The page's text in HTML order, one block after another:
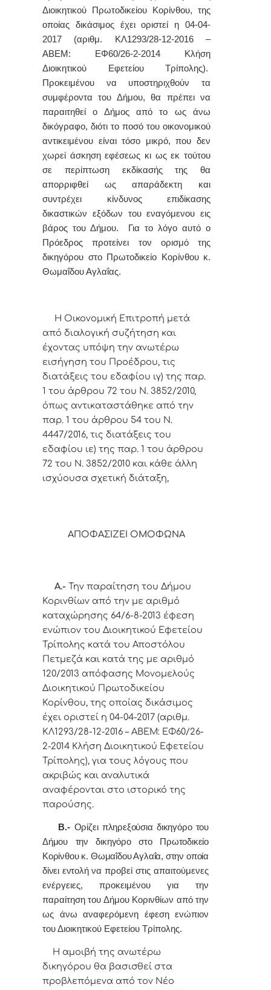
Διοικητικού Πρωτοδικείου Κορίνθου, της
οποίας δικάσιμος έχει οριστεί η 04-04-
2017 (αριθμ. ΚΛ1293/28-12-2016 –
ΑΒΕΜ: ΕΦ60/26-2-2014 Κλήση
Διοικητικού Εφετείου Τρίπολης).
Προκειμένου να υποστηριχθούν τα
συμφέροντα του Δήμου, θα πρέπει να
παραιτηθεί ο Δήμος από το ως άνω
δικόγραφο, διότι το ποσό του οικονομικού
αντικειμένου είναι τόσο μικρό, που δεν
χωρεί άσκηση εφέσεως κι ως εκ τούτου
σε περίπτωση εκδίκασής της θα
απορριφθεί ως απαράδεκτη και
συντρέχει κίνδυνος επιδίκασης
δικαστικών εξόδων του εναγόμενου εις
βάρος του Δήμου. Για το λόγο αυτό ο
Πρόεδρος προτείνει τον ορισμό της
δικηγόρου στο Πρωτοδικείο Κορίνθου κ.
Θωμαΐδου Αγλαΐας.
Η Οικονομική Επιτροπή μετά
από διαλογική συζήτηση και
έχοντας υπόψη την ανωτέρω
εισήγηση του Προέδρου, τις
διατάξεις του εδαφίου ιγ) της παρ.
1 του άρθρου 72 του Ν. 3852/2010,
όπως αντικαταστάθηκε από την
παρ. 1 του άρθρου 54 του Ν.
4447/2016, τις διατάξεις του
εδαφίου ιε) της παρ. 1 του άρθρου
72 του Ν. 3852/2010 και κάθε άλλη
ισχύουσα σχετική διάταξη,
ΑΠΟΦΑΣΙΖΕΙ ΟΜΟΦΩΝΑ
Α.- Την παραίτηση του Δήμου
Κορινθίων από την με αριθμό
καταχώρησης 64/6-8-2013 έφεση
ενώπιον του Διοικητικού Εφετείου
Τρίπολης κατά του Αποστόλου
Πετμεζά και κατά της με αριθμό
120/2013 απόφασης Μονομελούς
Διοικητικού Πρωτοδικείου
Κορίνθου, της οποίας δικάσιμος
έχει οριστεί η 04-04-2017 (αριθμ.
ΚΛ1293/28-12-2016 – ΑΒΕΜ: ΕΦ60/26-
2-2014 Κλήση Διοικητικού Εφετείου
Τρίπολης), για τους λόγους που
ακριβώς και αναλυτικά
αναφέρονται στο ιστορικό της
παρούσης.
Β.- Ορίζει πληρεξούσια δικηγόρο του
Δήμου την δικηγόρο στο Πρωτοδικείο
Κορίνθου κ. Θωμαΐδου Αγλαΐα, στην οποία
δίνει εντολήνα προβεί στις απαιτούμενες
ενέργειες, προκειμένου για την
παραίτηση του Δήμου Κορινθίων από την
ως άνω αναφερόμενη έφεση ενώπιον
του Διοικητικού Εφετείου Τρίπολης.
Η αμοιβή της ανωτέρω
δικηγόρου θα βασισθεί στα
προβλεπόμενα από τον Νέο